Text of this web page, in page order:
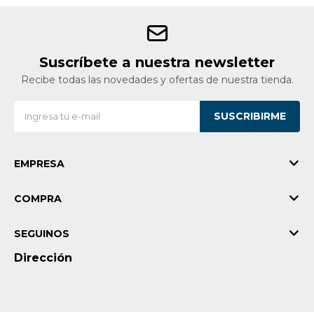
Suscríbete a nuestra newsletter
Recibe todas las novedades y ofertas de nuestra tienda.
SUSCRIBIRME
EMPRESA
COMPRA
Dirección
SEGUINOS